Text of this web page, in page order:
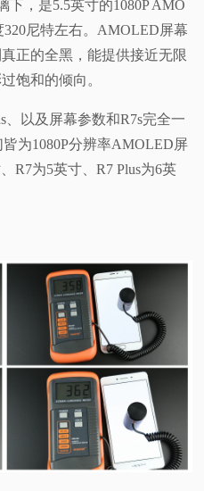
下，是5.5英寸的1080P AMO
尼特左右。AMOLED屏幕
正的全黑，能提供接近无限
饱和的倾向。
、以及屏幕参数和R7s完全一
为1080P分辨率AMOLED屏
R7为5英寸、R7 Plus为6英